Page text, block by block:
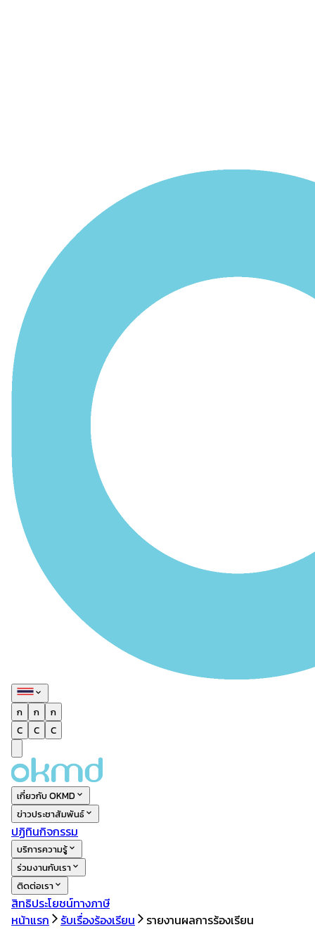
ก ก
ก
C
C C
เกี่ยวกับ OKMD
ข่าวประชาสัมพันธ์
ปฏิทินกิจกรรม
บริการความรู้
ร่วมงานกับเรา
ติดต่อเรา
สิทธิประโยชน์ทางภาษี
หน้าแรก
รับเรื่องร้องเรียน รายงานผลการร้องเรียน